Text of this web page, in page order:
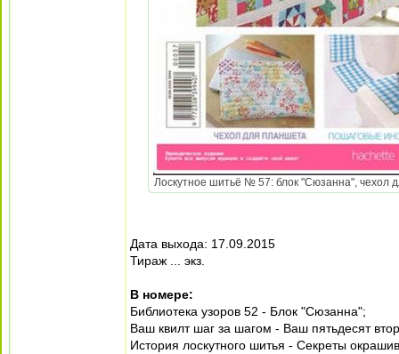
Лоскутное шитьё № 57: блок "Сюзанна",
Дата выхода: 17.09.2015
Тираж ... экз.
В номере:
Библиотека узоров 52 - Блок "Сюзанна";
Ваш квилт шаг за шагом - Ваш пятьдесят
История лоскутного шитья - Секреты